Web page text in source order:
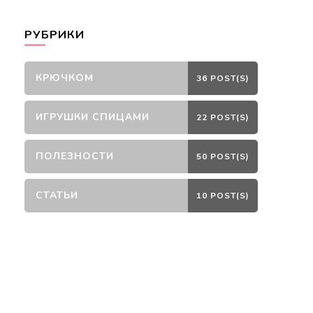
РУБРИКИ
КРЮЧКОМ 36 POST(S)
ИГРУШКИ СПИЦАМИ 22 POST(S)
ПОЛЕЗНОСТИ 50 POST(S)
СТАТЬИ 10 POST(S)